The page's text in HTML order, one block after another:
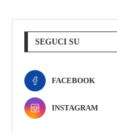
SEGUCI SU
FACEBOOK
INSTAGRAM